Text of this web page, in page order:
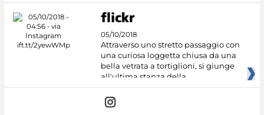
05/10/2018
Attraverso uno stretto passaggio con
una curiosa loggetta chiusa da una
bella vetrata a tortiglioni, si giunge
all'ultima stanza della